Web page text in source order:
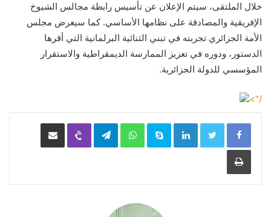
خلال الملتقى، سيتم الإعلان عن تأسيس رابطة مجالس الشيوخ
الإفريقية والمصادقة على نظامها الأساسي. كما سيعرض مجلس
الأمة الجزائري تجربته في تبني الثنائية البرلمانية التي أقرها
الدستور، ودوره في تعزيز الممارسة الديمقراطية والاستقرار
المؤسسي للدولة الجزائرية.
/">
LinkedIn
Skype
WhatsApp
Telegram
Viber مشاركة عبر البريد
طباعة